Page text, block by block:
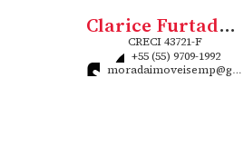
Clarice Furtado Flores Rigo
CRECI43721-F
+55 (55) 9709-1992
moradaimoveisemp@gmail.com